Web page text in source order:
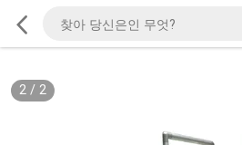
2/ 2